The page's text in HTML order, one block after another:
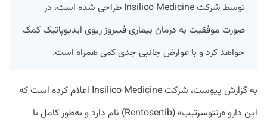
توسط شرکت Insilico Medicine طراحی شده است، در
صورت موفقیت به درمان بیماری فیبروز ریوی ایدیوپاتیک کمک
خواهد کرد و با عوارض جانبی جدی کمی همراه است.
به گزارش پیوست، شرکت Insilico Medicine اعلام کرده است که
این دارو «رنتوسرتیب» (Rentosertib) نام دارد و به‌طور کامل با